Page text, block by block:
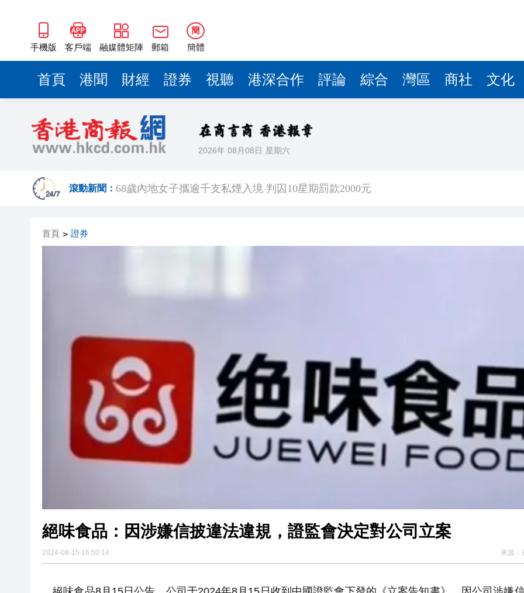
手機版 客戶端 融媒體矩陣 郵箱
簡
簡體
首頁 港聞 財經 證券 視聽 港深合作 評論 綜合 灣區 商社 文化
2026年 08月08日 星期六
滾動新聞： 機場一日偵破兩宗販毒案 檢近10公斤懷疑大麻花 拘兩內地漢
【財通AH】勤浩醫藥「回血」再次遞表港股！營收暴漲1786倍背後：資不抵債，9.9億
賭壓頂
首頁 > 證券
絕味食品：因涉嫌信披違法違規，證監會決定對公司立案
2024-08-15 16:50:14 來源：